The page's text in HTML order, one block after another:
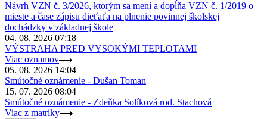
Návrh VZN č. 3/2026, ktorým sa mení a dopĺňa VZN č. 1/2019 o
mieste a čase zápisu dieťaťa na plnenie povinnej školskej
dochádzky v základnej škole
04. 08. 2026 07:18
VÝSTRAHA PRED VYSOKÝMI TEPLOTAMI
Viac oznamov
05. 08. 2026 14:04
Smútočné oznámenie - Dušan Toman
15. 07. 2026 08:04
Smútočné oznámenie - Zdeňka Solíková rod. Stachová
Viac z matriky